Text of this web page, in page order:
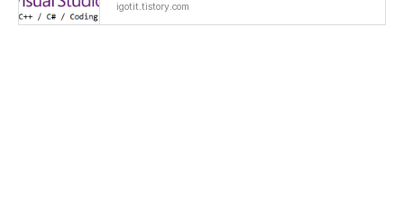
igotit.tistory.com